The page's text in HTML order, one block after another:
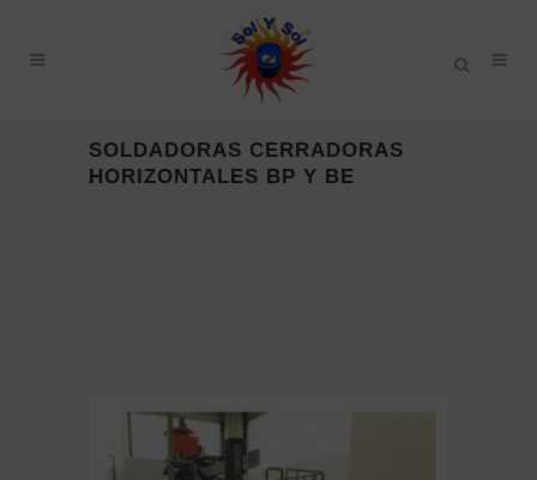
SOLDADORAS CERRADORAS
HORIZONTALES BP Y BE